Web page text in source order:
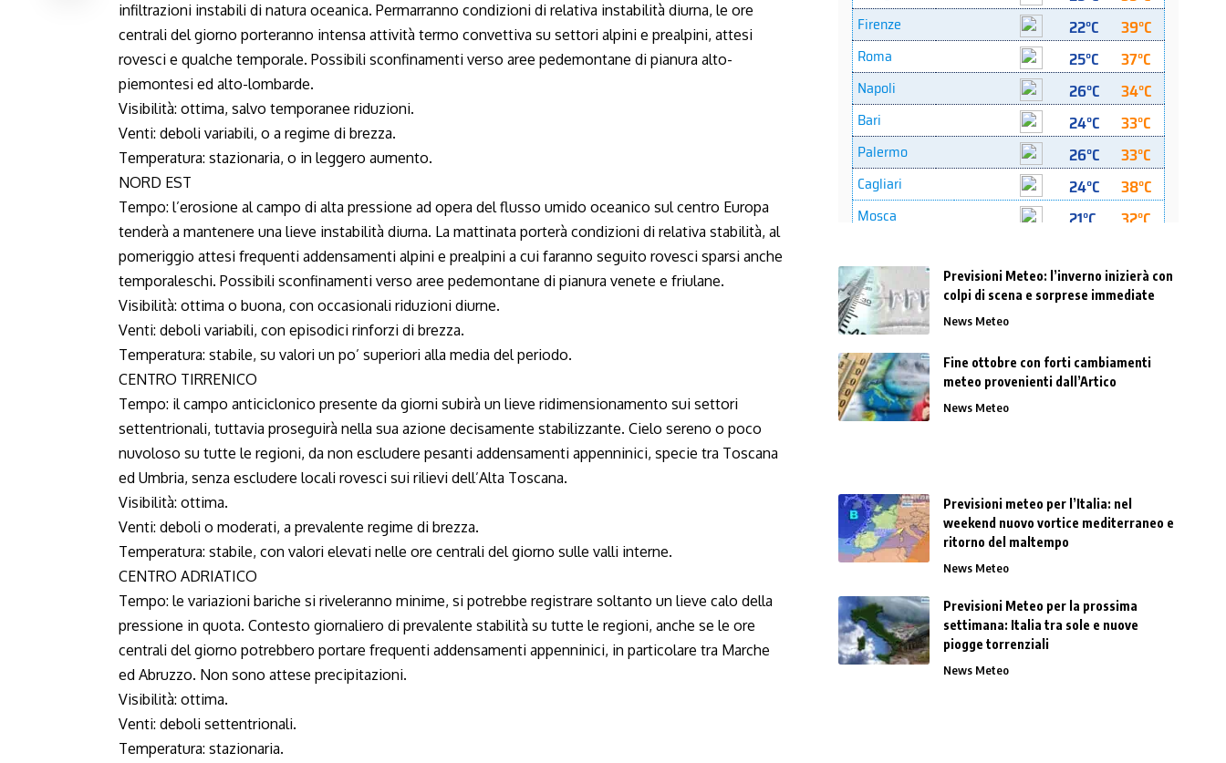
infiltrazioni instabili di natura oceanica. Permarranno condizioni di relativa instabilità diurna, le ore
centrali del giorno porteranno intensa attività termo convettiva su settori alpini e prealpini, attesi
rovesci e qualche temporale. Possibili sconfinamenti verso aree pedemontane di pianura alto-
piemontesi ed alto-lombarde.
Visibilità: ottima, salvo temporanee riduzioni.
Venti: deboli variabili, o a regime di brezza.
Temperatura: stazionaria, o in leggero aumento.
NORD EST
Tempo: l’erosione al campo di alta pressione ad opera del flusso umido oceanico sul centro Europa
tenderà a mantenere una lieve instabilità diurna. La mattinata porterà condizioni di relativa stabilità, al
pomeriggio attesi frequenti addensamenti alpini e prealpini a cui faranno seguito rovesci sparsi anche
temporaleschi. Possibili sconfinamenti verso aree pedemontane di pianura venete e friulane.
Visibilità: ottima o buona, con occasionali riduzioni diurne.
Venti: deboli variabili, con episodici rinforzi di brezza.
Temperatura: stabile, su valori un po’ superiori alla media del periodo.
CENTRO TIRRENICO
Tempo: il campo anticiclonico presente da giorni subirà un lieve ridimensionamento sui settori
settentrionali, tuttavia proseguirà nella sua azione decisamente stabilizzante. Cielo sereno o poco
nuvoloso su tutte le regioni, da non escludere pesanti addensamenti appenninici, specie tra Toscana
ed Umbria, senza escludere locali rovesci sui rilievi dell’Alta Toscana.
Visibilità: ottima.
Venti: deboli o moderati, a prevalente regime di brezza.
Temperatura: stabile, con valori elevati nelle ore centrali del giorno sulle valli interne.
CENTRO ADRIATICO
Tempo: le variazioni bariche si riveleranno minime, si potrebbe registrare soltanto un lieve calo della
pressione in quota. Contesto giornaliero di prevalente stabilità su tutte le regioni, anche se le ore
centrali del giorno potrebbero portare frequenti addensamenti appenninici, in particolare tra Marche
ed Abruzzo. Non sono attese precipitazioni.
Visibilità: ottima.
Venti: deboli settentrionali.
Temperatura: stazionaria.
Previsioni Meteo: l’inverno inizierà con
colpi di scena e sorprese immediate
News Meteo
Fine ottobre con forti cambiamenti
meteo provenienti dall’Artico
News Meteo
Previsioni meteo per l’Italia: nel
weekend nuovo vortice mediterraneo e
ritorno del maltempo
News Meteo
Previsioni Meteo per la prossima
settimana: Italia tra sole e nuove
piogge torrenziali
News Meteo